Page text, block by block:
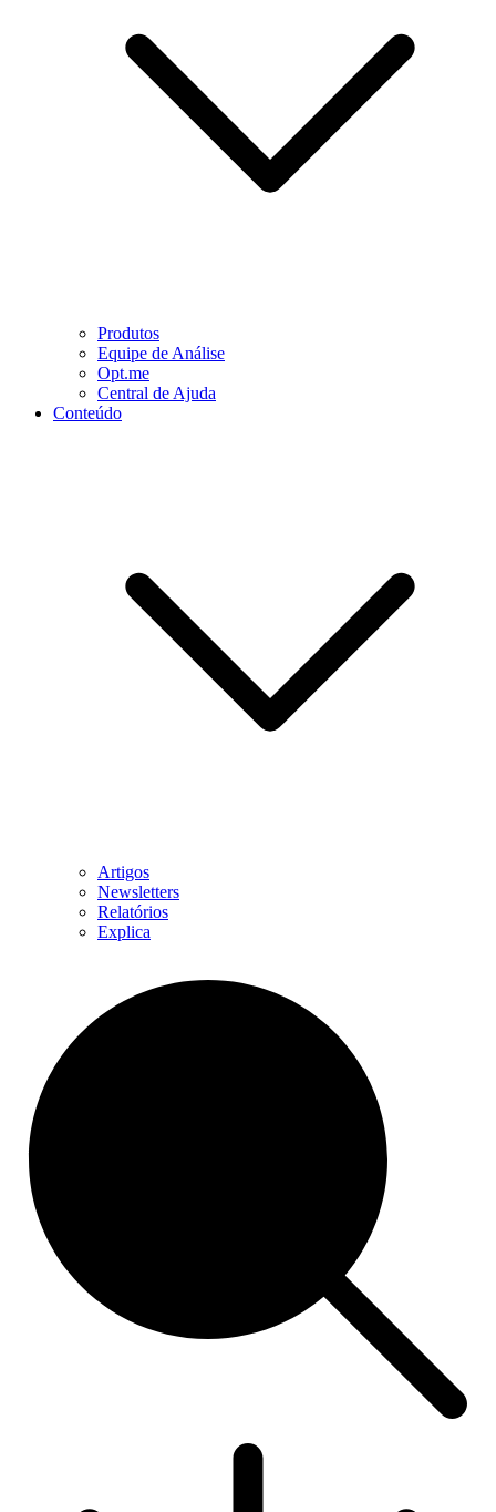
Produtos
Equipe de Análise
Opt.me
Central de Ajuda
Conteúdo
Artigos
Newsletters
Relatórios
Explica